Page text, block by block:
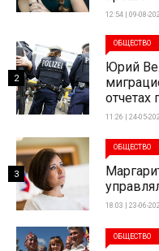
12:54 | 09-08-
ОБЩЕСТВО
Юрий
отчетах
11:26 | 24-05-
2
ОБЩЕСТВО
18:03 | 23-06-
3
ОБЩЕСТВО